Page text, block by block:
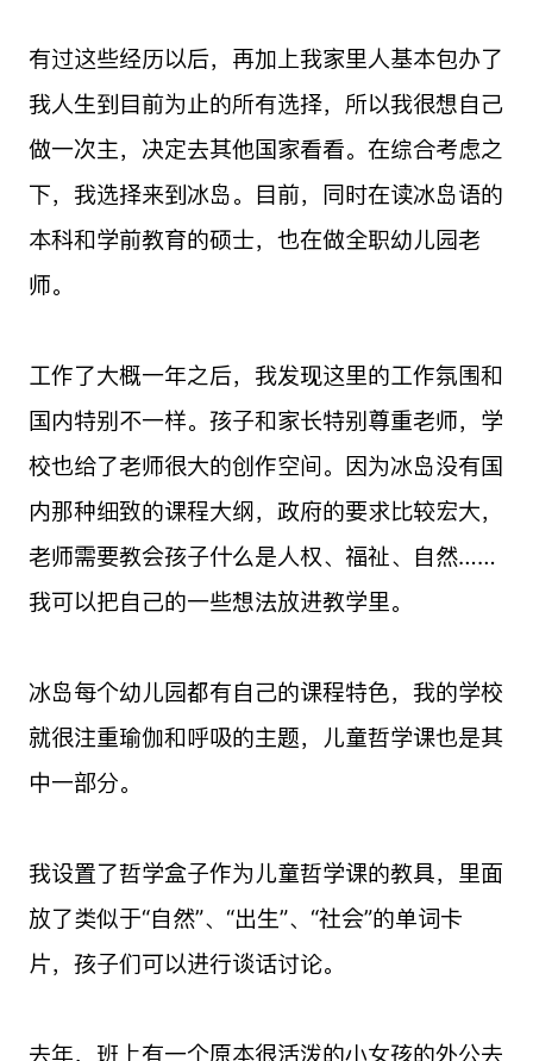
有过这些经历以后，再加上我家里人基本包办了
我人生到目前为止的所有选择，所以我很想自己
做一次主，决定去其他国家看看。在综合考虑之
下，我选择来到冰岛。目前，同时在读冰岛语的
本科和学前教育的硕士，也在做全职幼儿园老
师。
工作了大概一年之后，我发现这里的工作氛围和
国内特别不一样。孩子和家长特别尊重老师，学
校也给了老师很大的创作空间。因为冰岛没有国
内那种细致的课程大纲，政府的要求比较宏大，
老师需要教会孩子什么是人权、福祉、自然……
我可以把自己的一些想法放进教学里。
冰岛每个幼儿园都有自己的课程特色，我的学校
就很注重瑜伽和呼吸的主题，儿童哲学课也是其
中一部分。
我设置了哲学盒子作为儿童哲学课的教具，里面
放了类似于“自然”、“出生”、“社会”的单词卡
片，孩子们可以进行谈话讨论。
去年，班上有一个原本很活泼的小女孩的外公去